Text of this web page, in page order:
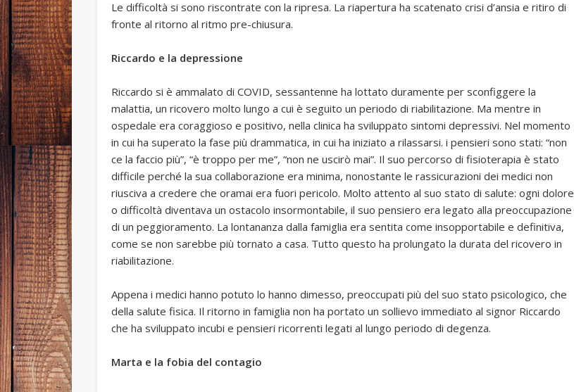
Le difficoltà si sono riscontrate con la ripresa. La riapertura ha scatenato crisi d’ansia e ritiro di
fronte al ritorno al ritmo pre-chiusura.
Riccardo e la depressione
Riccardo si è ammalato di COVID, sessantenne ha lottato duramente per sconfiggere la
malattia, un ricovero molto lungo a cui è seguito un periodo di riabilitazione. Ma mentre in
ospedale era coraggioso e positivo, nella clinica ha sviluppato sintomi depressivi. Nel momento
in cui ha superato la fase più drammatica, in cui ha iniziato a rilassarsi. i pensieri sono stati: “non
ce la faccio più”, “è troppo per me”, “non ne uscirò mai”. Il suo percorso di fisioterapia è stato
difficile perché la sua collaborazione era minima, nonostante le rassicurazioni dei medici non
riusciva a credere che oramai era fuori pericolo. Molto attento al suo stato di salute: ogni dolore
o difficoltà diventava un ostacolo insormontabile, il suo pensiero era legato alla preoccupazione
di un peggioramento. La lontananza dalla famiglia era sentita come insopportabile e definitiva,
come se non sarebbe più tornato a casa. Tutto questo ha prolungato la durata del ricovero in
riabilitazione.
Appena i medici hanno potuto lo hanno dimesso, preoccupati più del suo stato psicologico, che
della salute fisica. Il ritorno in famiglia non ha portato un sollievo immediato al signor Riccardo
che ha sviluppato incubi e pensieri ricorrenti legati al lungo periodo di degenza.
Marta e la fobia del contagio